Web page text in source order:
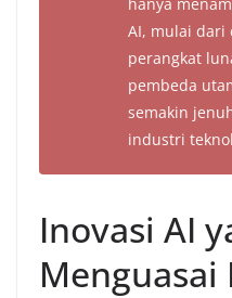
AI, mulai dari
perangkat
pembeda
semakin
industri
Inovasi AI
Menguasai